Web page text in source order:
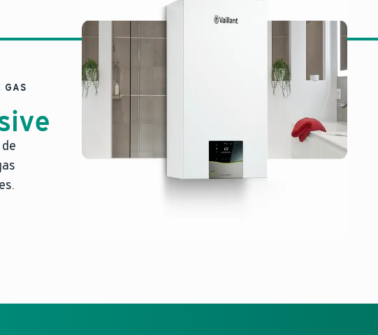
GAS
de condensación de alta calidad para
un 10% en agua caliente
energética
preciso de la potencia